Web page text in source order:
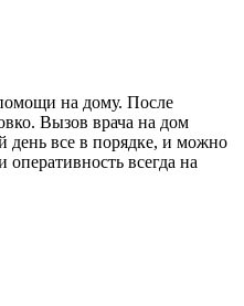
на дому. После
Вызов врача на дом
день все в порядке, и можно
оперативность всегда на